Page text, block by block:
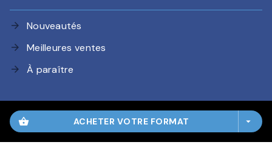
shopping_basket ACHETER VOTRE FORMAT arrow_drop_down
arrow_forward Nouveautés
arrow_forward Meilleures ventes
arrow_forward À paraître
QUESTIONS
arrow_forward Manuscrits